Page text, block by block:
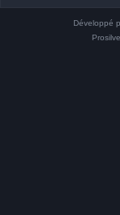
Développé